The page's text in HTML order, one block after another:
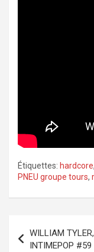
Étiquettes: hardcore,
PNEU groupe tours,
de
WILLIAM
INTIMEPOP #59